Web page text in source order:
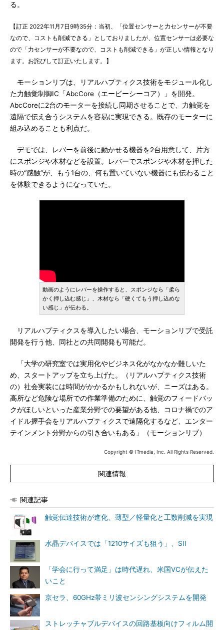
る。
【訂正 2022年11月7日9時35分：当初、「位置センサーと力センサーが不要
なので、コストも削減できる」としておりましたが、位置センサーは必要な
ので「力センサーが不要なので、コストも削減できる」が正しい情報となり
ます。お詫びして訂正いたします。】
モーションリブは、リアルハプティクス技術をモジュール化し
た力触覚制御IC「AbcCore（エービーシーコア）」を開発。
AbcCoreに2台のモーターを接続し同期させることで、力触覚を
遠隔で伝え合うシステムを容易に実現できる。既存のモーターに
組み込めることも利点だ。
デモでは、レバーを前後に動かせる機器を2台用意して、片方
にスポンジや木材などを設置。レバーでスポンジや木材を押した
時の“感触”が、もう1台の、何も置いていない機器にも伝わること
を体験できるようになっていた。
動画のようにレバーを操作すると、スポンジなら「柔ら
かく押し込む感じ」、木材なら「硬くてもう押し込めな
い感じ」が伝わる。
リアルハプティクスを導入したい場合、モーションリブで受託
開発を行う他、同社との共同開発も可能だ。
「大学の研究室では実用化やビジネス化がなかなか難しいた
め、スタートアップを立ち上げた。（リアルハプティクス技術
の）社会実装には時間がかかるかもしれないが、ニーズはある。
高所など危険な場所での作業準備のために、触覚のフィードバッ
クがほしいといった産業分野での要望がある他、コロナ禍でのア
イドル握手会をリアルハプティクスで遠隔化するなど、エンター
テインメント分野からの引き合いもある」（モーションリブ）
Copyright © ITmedia, Inc. All Rights Reserved.
関連情報
関連記事
触覚伝達技術が進化、薄型／軽量化と工数削減を実現
水晶デバイスでは「1210サイズも狙う」、SII
「学会に行って満足」は時代遅れ、米国VCが伝えた
いこと
京セラ、60GHz帯ミリ波センシングシステムを開発
ストレッチャブルデバイスの回路基板向けフィルム開